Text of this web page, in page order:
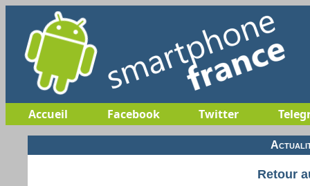
Accueil Facebook Twitter
Retour